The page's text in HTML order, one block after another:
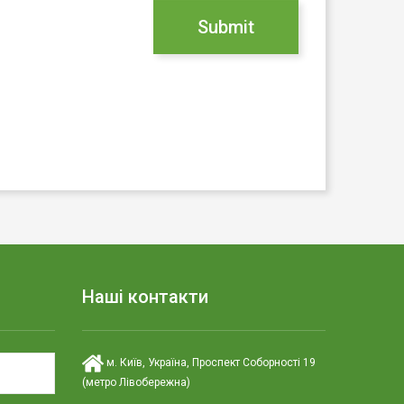
Наші контакти
м. Київ, Україна, Проспект Соборності 19
(метро Лівобережна)